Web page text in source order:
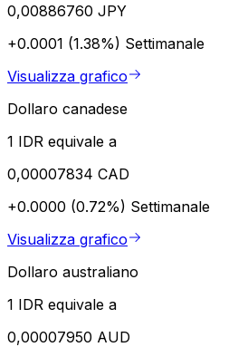
0,00886760 JPY
+0.0001 (1.38%) Settimanale
Visualizza grafico
Dollaro canadese
1 IDR equivale a
0,00007834 CAD
+0.0000 (0.72%) Settimanale
Visualizza grafico
Dollaro australiano
1 IDR equivale a
0,00007950 AUD